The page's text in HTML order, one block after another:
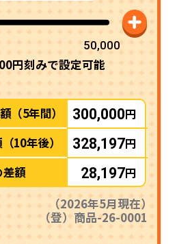
50,000
円刻みで設定可能
（5年間） 300,000円
10年後）
328,197円
額
28,197円
（2026年5月現在）
（登）商品-26-0001